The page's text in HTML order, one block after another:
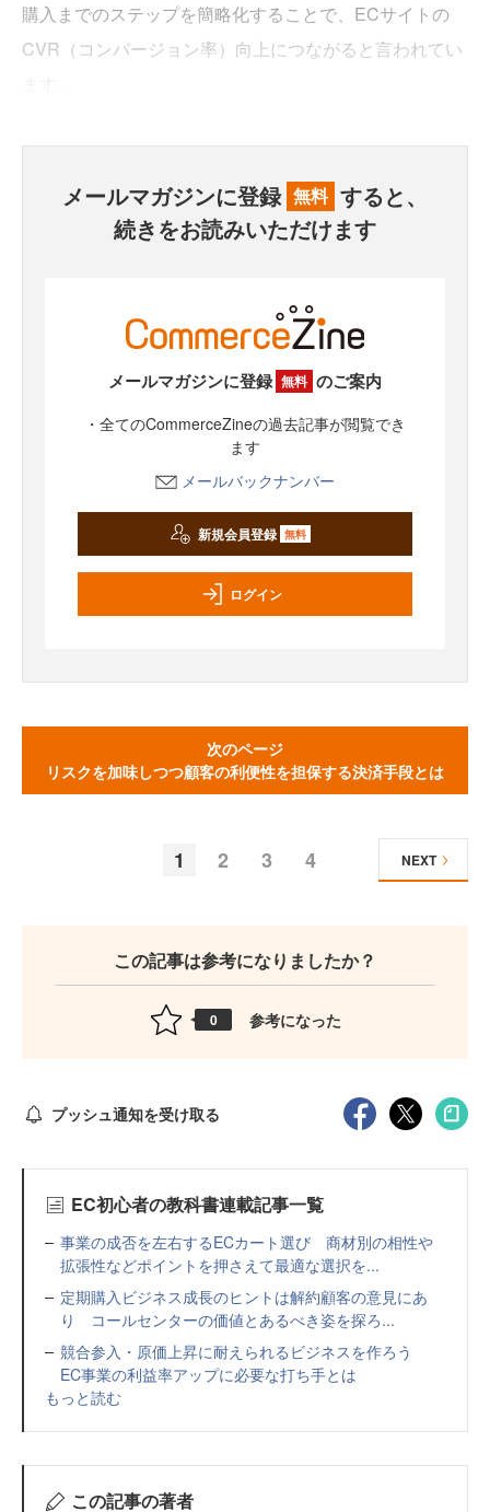
購入までのステップを簡略化することで、ECサイトの
CVR（コンバージョン率）向上につながると言われてい
メールマガジンに登録 無料 すると、
続きをお読みいただけます
メールマガジンに登録 無料 のご案内
・全てのCommerceZineの過去記事が閲覧でき
ます
メールバックナンバー
新規会員登録 無料
ログイン
次のページ
リスクを加味しつつ顧客の利便性を担保する決済手段とは
1 2 3 4 NEXT
この記事は参考になりましたか？
0 参考になった
プッシュ通知を受け取る
EC初心者の教科書連載記事一覧
事業の成否を左右するECカート選び 商材別の相性や
拡張性などポイントを押さえて最適な選択を...
定期購入ビジネス成長のヒントは解約顧客の意見にあ
り コールセンターの価値とあるべき姿を探ろ...
競合参入・原価上昇に耐えられるビジネスを作ろう
EC事業の利益率アップに必要な打ち手とは
もっと読む
この記事の著者